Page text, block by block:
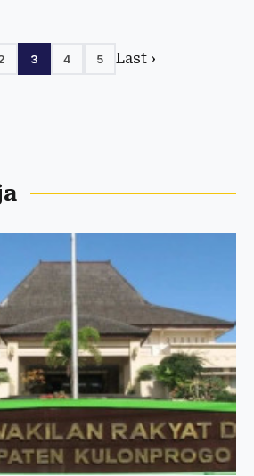
3 4 5 Last ›